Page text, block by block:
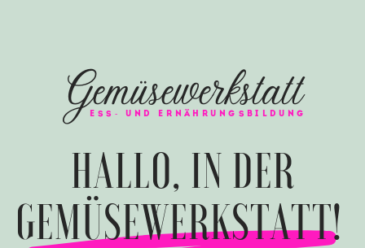
HALLO, IN DER
GEMÜSEWERKSTATT!
Gemüsewerkstatt
ESS- UND ERNÄHRUNGSBILDUNG